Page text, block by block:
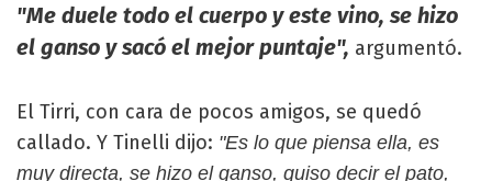
"Me duele todo el cuerpo y este vino, se hizo
el ganso y sacó el mejor puntaje", argumentó.
El Tirri, con cara de pocos amigos, se quedó
callado. Y Tinelli dijo: "Es lo que piensa ella, es
muy directa, se hizo el ganso, quiso decir el pato,